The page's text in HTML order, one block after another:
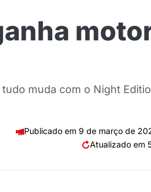
muda com o Night
9 de março de